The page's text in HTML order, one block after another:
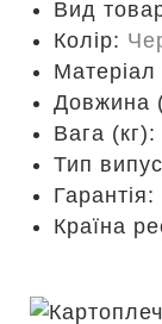
Вид
Колір:
Матеріал
Довжина
Вага (кг):
Тип
Гарантія:
Країна